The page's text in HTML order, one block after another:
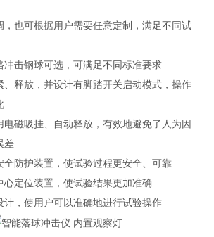
，也可根据用户需要任意定制，满足不同试
冲击钢球可选，可满足不同标准要求
、释放，并设计有脚踏开关启动模式，操作
电磁吸挂、自动释放，有效地避免了人为因
差
全防护装置，使试验过程更安全、可靠
心定位装置，使试验结果更加准确
计，使用户可以准确地进行试验操作